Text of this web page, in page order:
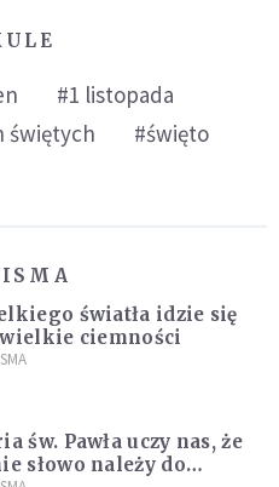
#1 listopada
świętych
#święto
światła idzie się
ciemności
św. Pawła uczy nas, że
słowo należy do